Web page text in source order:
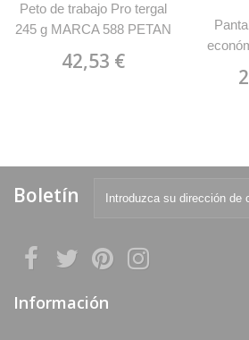
Peto de trabajo Pro tergal
245 g MARCA 588 PETAN
42,53 €
Boletín
Información